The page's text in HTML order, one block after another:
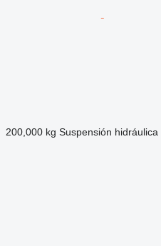
200,000 kg Suspensión hidráulica